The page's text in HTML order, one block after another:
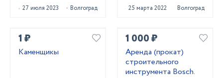
27 июля 2023 Волгоград 25 марта 2022 Волгоград
1 ₽
Каменщикы
1 000 ₽
Аренда (прокат)
строительного
инструмента Bosch.